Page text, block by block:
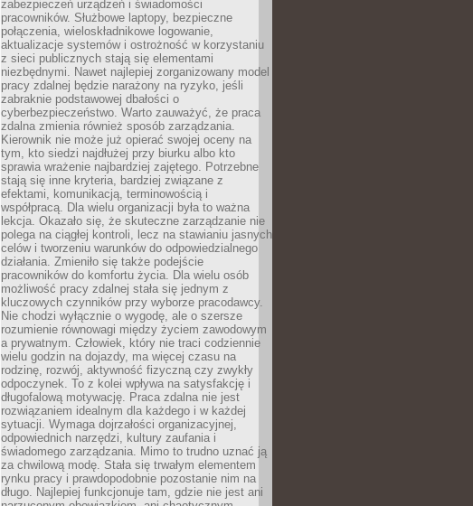
zabezpieczeń urządzeń i świadomości
pracowników. Służbowe laptopy, bezpieczne
połączenia, wieloskładnikowe logowanie,
aktualizacje systemów i ostrożność w korzystaniu
z sieci publicznych stają się elementami
niezbędnymi. Nawet najlepiej zorganizowany model
pracy zdalnej będzie narażony na ryzyko, jeśli
zabraknie podstawowej dbałości o
cyberbezpieczeństwo. Warto zauważyć, że praca
zdalna zmienia również sposób zarządzania.
Kierownik nie może już opierać swojej oceny na
tym, kto siedzi najdłużej przy biurku albo kto
sprawia wrażenie najbardziej zajętego. Potrzebne
stają się inne kryteria, bardziej związane z
efektami, komunikacją, terminowością i
współpracą. Dla wielu organizacji była to ważna
lekcja. Okazało się, że skuteczne zarządzanie nie
polega na ciągłej kontroli, lecz na stawianiu jasnych
celów i tworzeniu warunków do odpowiedzialnego
działania. Zmieniło się także podejście
pracowników do komfortu życia. Dla wielu osób
możliwość pracy zdalnej stała się jednym z
kluczowych czynników przy wyborze pracodawcy.
Nie chodzi wyłącznie o wygodę, ale o szersze
rozumienie równowagi między życiem zawodowym
a prywatnym. Człowiek, który nie traci codziennie
wielu godzin na dojazdy, ma więcej czasu na
rodzinę, rozwój, aktywność fizyczną czy zwykły
odpoczynek. To z kolei wpływa na satysfakcję i
długofalową motywację. Praca zdalna nie jest
rozwiązaniem idealnym dla każdego i w każdej
sytuacji. Wymaga dojrzałości organizacyjnej,
odpowiednich narzędzi, kultury zaufania i
świadomego zarządzania. Mimo to trudno uznać ją
za chwilową modę. Stała się trwałym elementem
rynku pracy i prawdopodobnie pozostanie nim na
długo. Najlepiej funkcjonuje tam, gdzie nie jest ani